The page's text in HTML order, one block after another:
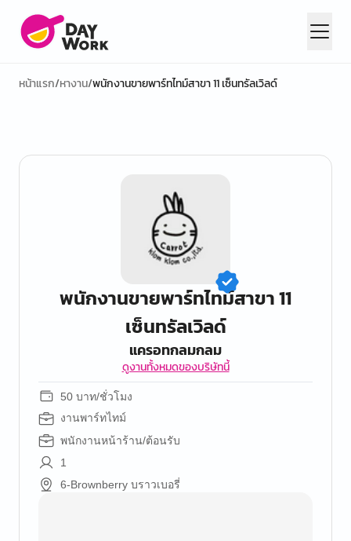
หน้าแรก/หางาน/พนักงานขายพาร์ทไทม์สาขา 11 เซ็นทรัลเวิลด์
พนักงานขายพาร์ทไทม์สาขา 11
เซ็นทรัลเวิลด์
แครอทกลมกลม
ดูงานทั้งหมดของบริษัทนี้
50 บาท/ชั่วโมง
งานพาร์ทไทม์
พนักงานหน้าร้าน/ต้อนรับ
1
6-Brownberry บราวเบอรี่